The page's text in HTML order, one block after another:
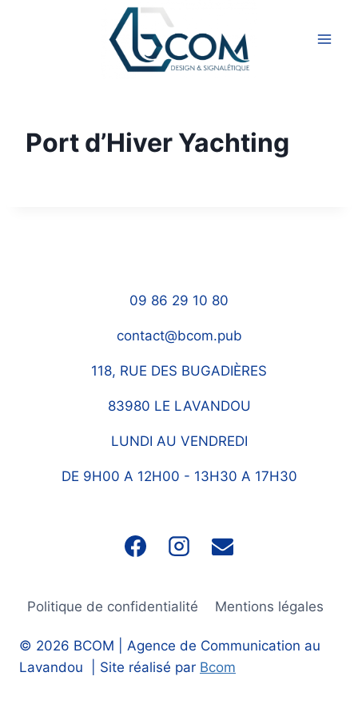
Port d’Hiver Yachting
09 86 29 10 80
contact@bcom.pub
118, RUE DES BUGADIÈRES
83980 LE LAVANDOU
LUNDI AU VENDREDI
DE 9H00 A 12H00 - 13H30 A 17H30
Politique de confidentialité Mentions légales
© 2026 BCOM | Agence de Communication au
Lavandou | Site réalisé par Bcom